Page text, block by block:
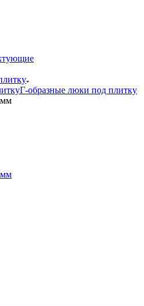
Г-образные люки под плитку
мм